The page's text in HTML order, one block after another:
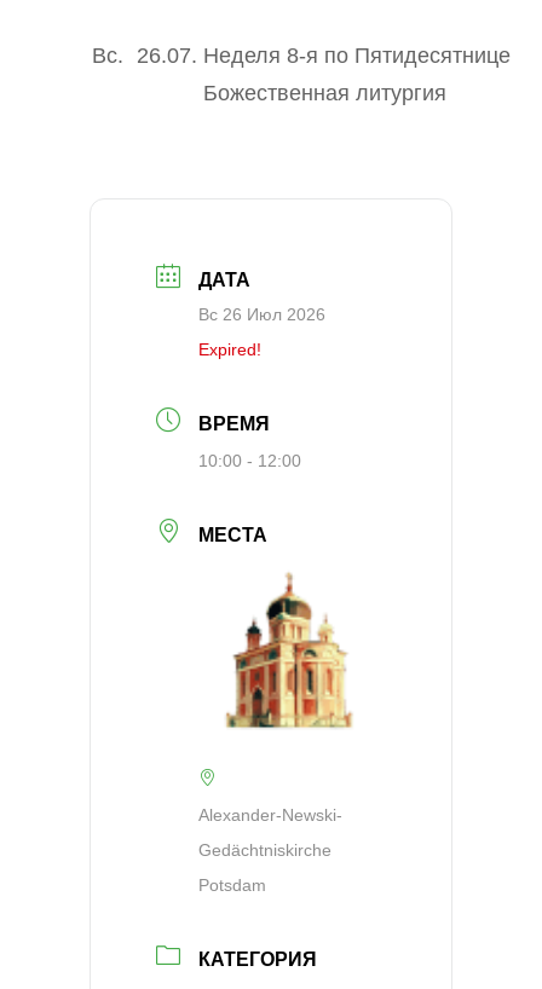
Вс. 26.07. Неделя 8-я по Пятидесятнице
Божественная литургия
ДАТА
Вс 26 Июл 2026
Expired!
ВРЕМЯ
10:00 - 12:00
МЕСТА
Alexander-Newski-
Gedächtniskirche
Potsdam
КАТЕГОРИЯ